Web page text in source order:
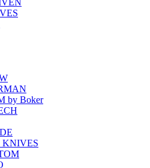
by Boker
KNIVES